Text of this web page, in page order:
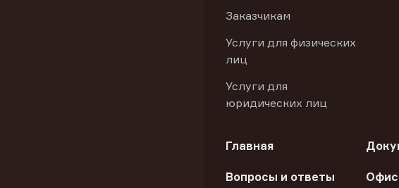
Заказчикам
Услуги для физических
лиц
Услуги для
юридических лиц
Главная
Вопросы и ответы